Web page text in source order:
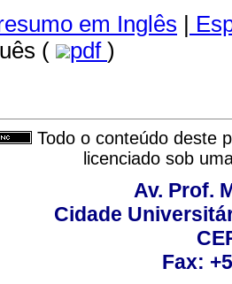
em Inglês |
(
pdf )
Todo o conteúdo deste
licenciado sob
Av. Prof.
Cidade
Fax: